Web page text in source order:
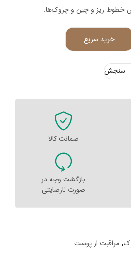
خطوط ریز و چین و چروک‌ها.
خرید سریع
سنجش
ضمانت کالا
بازگشت وجه در
صورت نارضایتی
, مراقبت از پوست